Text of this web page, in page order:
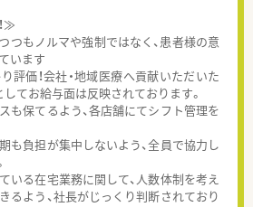
≫
つもノルマや強制ではなく、患者様の意
います
評価！会社・地域医療へ貢献いただいた
てお給与面は反映されております。
も保てるよう、各店舗にてシフト管理を
も負担が集中しないよう、全員で協力し
る在宅業務に関して、人数体制を考え
るよう、社長がじっくり判断されており